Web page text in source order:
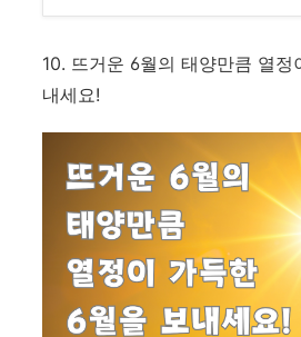
10. 뜨거운 6월의 태양만큼 열정
내세요!